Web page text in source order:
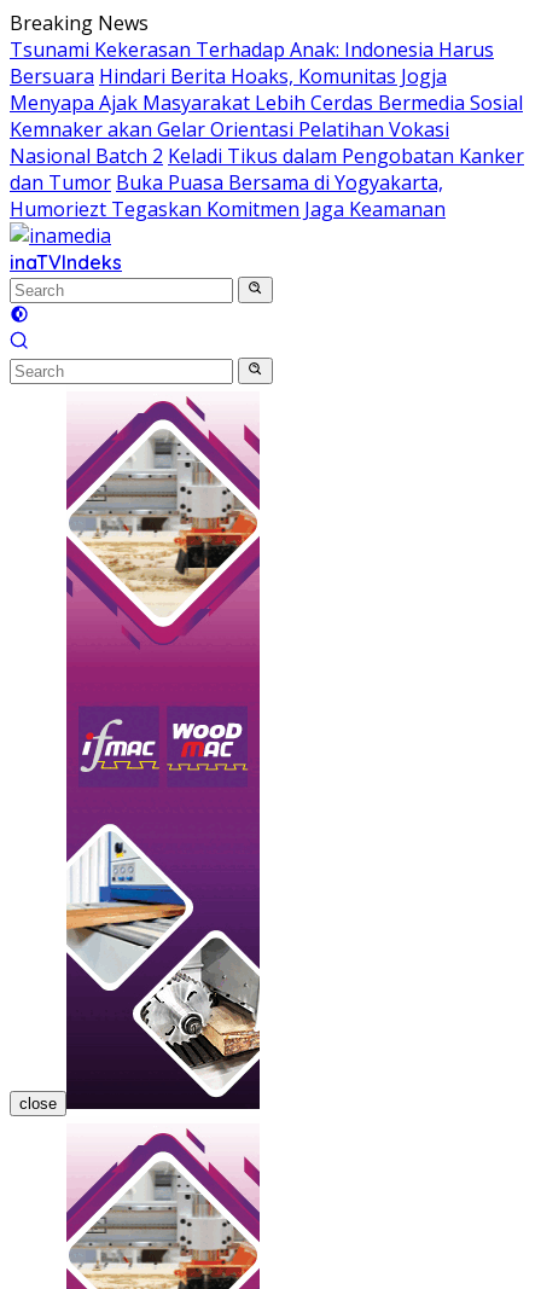
Skip
to
content
Breaking News
Tsunami Kekerasan Terhadap Anak: Indonesia Harus
Bersuara Hindari Berita Hoaks, Komunitas Jogja
Menyapa Ajak Masyarakat Lebih Cerdas Bermedia Sosial
Kemnaker akan Gelar Orientasi Pelatihan Vokasi
Nasional Batch 2 Keladi Tikus dalam Pengobatan Kanker
dan Tumor Buka Puasa Bersama di Yogyakarta,
Humoriezt Tegaskan Komitmen Jaga Keamanan
inaTVIndeks
close